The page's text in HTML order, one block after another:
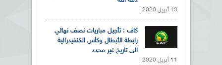
13 أبريل 2020 |
كاف : تأجيل مباريات نصف نهائي
رابطة الأبطال وكأس الكنفيدرالية
الى تاريخ غير محدد
11 أبريل 2020 |